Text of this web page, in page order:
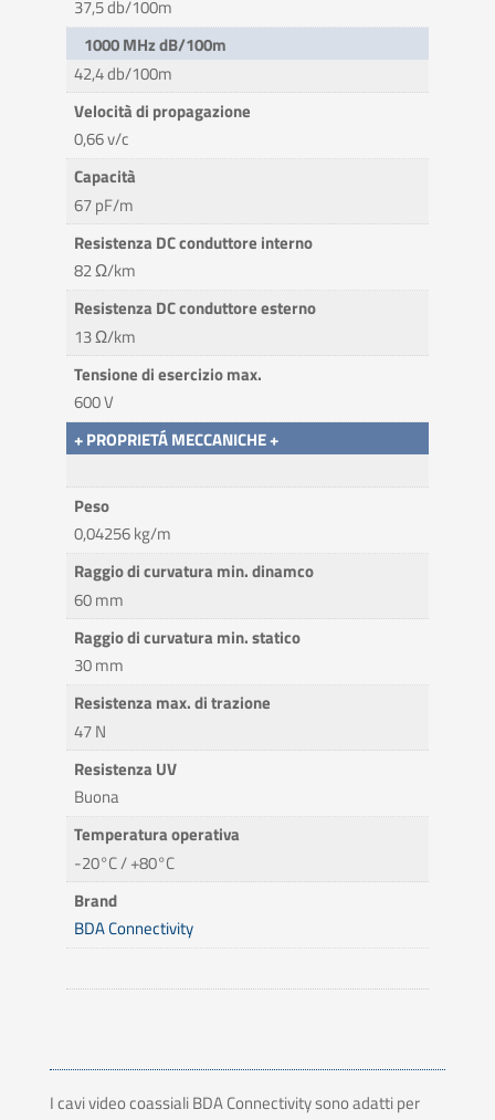
37,5 db/100m
1000 MHz dB/100m
42,4 db/100m
Velocità di propagazione
0,66 v/c
Capacità
67 pF/m
Resistenza DC conduttore interno
82 Ω/km
Resistenza DC conduttore esterno
13 Ω/km
Tensione di esercizio max.
600 V
+ PROPRIETÁ MECCANICHE +
Peso
0,04256 kg/m
Raggio di curvatura min. dinamco
60 mm
Raggio di curvatura min. statico
30 mm
Resistenza max. di trazione
47 N
Resistenza UV
Buona
Temperatura operativa
-20°C / +80°C
Brand
BDA Connectivity
I cavi video coassiali BDA Connectivity sono adatti per